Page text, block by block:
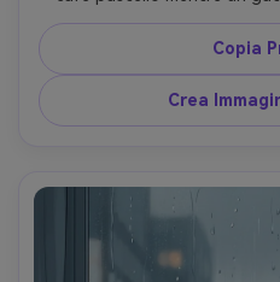
sulla sua spalla, latte art con
sfondo, occhi espressivi e
pulite, cel shading
scarabocchi adorabili intorno
allegra, lente 85mm,
Copia
Crea